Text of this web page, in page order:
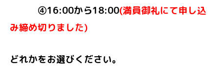
④16:00から18:00(満員御礼にて申し込
み締め切りました)
どれかをお選びください。